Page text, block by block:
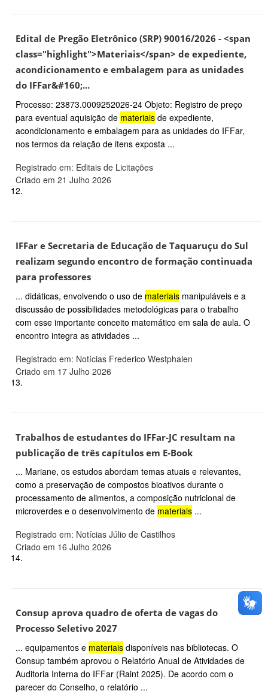
Edital de Pregão Eletrônico (SRP) 90016/2026 - <span
class="highlight">Materiais</span> de expediente,
acondicionamento e embalagem para as unidades
do IFFar&#160;...
Processo: 23873.0009252026-24 Objeto: Registro de preço
para eventual aquisição de materiais de expediente,
acondicionamento e embalagem para as unidades do IFFar,
nos termos da relação de itens exposta ...
Registrado em: Editais de Licitações
Criado em 21 Julho 2026
12.
IFFar e Secretaria de Educação de Taquaruçu do Sul
realizam segundo encontro de formação continuada
para professores
... didáticas, envolvendo o uso de materiais manipuláveis e a
discussão de possibilidades metodológicas para o trabalho
com esse importante conceito matemático em sala de aula. O
encontro integra as atividades ...
Registrado em: Notícias Frederico Westphalen
Criado em 17 Julho 2026
13.
Trabalhos de estudantes do IFFar-JC resultam na
publicação de três capítulos em E-Book
... Mariane, os estudos abordam temas atuais e relevantes,
como a preservação de compostos bioativos durante o
processamento de alimentos, a composição nutricional de
microverdes e o desenvolvimento de materiais ...
Registrado em: Notícias Júlio de Castilhos
Criado em 16 Julho 2026
14.
Consup aprova quadro de oferta de vagas do
Processo Seletivo 2027
... equipamentos e materiais disponíveis nas bibliotecas. O
Consup também aprovou o Relatório Anual de Atividades de
Auditoria Interna do IFFar (Raint 2025). De acordo com o
parecer do Conselho, o relatório ...